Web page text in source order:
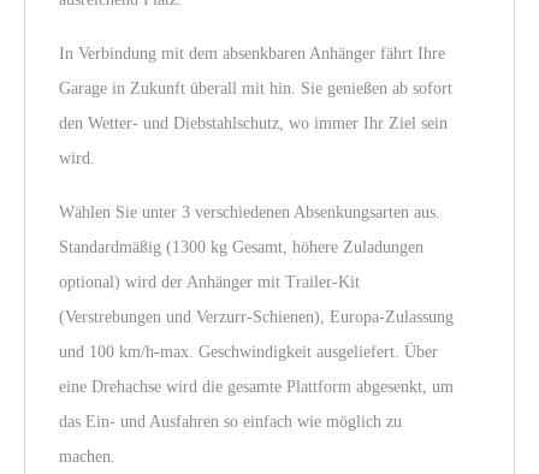
In Verbindung mit dem absenkbaren Anhänger fährt Ihre
Garage in Zukunft überall mit hin. Sie genießen ab sofort
den Wetter- und Diebstahlschutz, wo immer Ihr Ziel sein
wird.
Wählen Sie unter 3 verschiedenen Absenkungsarten aus.
Standardmäßig (1300 kg Gesamt, höhere Zuladungen
optional) wird der Anhänger mit Trailer-Kit
(Verstrebungen und Verzurr-Schienen), Europa-Zulassung
und 100 km/h-max. Geschwindigkeit ausgeliefert. Über
eine Drehachse wird die gesamte Plattform abgesenkt, um
das Ein- und Ausfahren so einfach wie möglich zu
machen.